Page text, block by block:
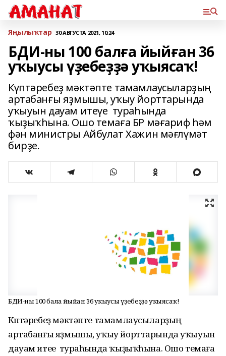
Яңылыҡтар 30 АВГУСТА 2021, 10:24
БДИ-ны 100 балға йыйған 36
уҡыусы үҙебеҙҙә уҡыясаҡ!
Күптәребеҙ мәктәпте тамамлаусыларҙың
артабанғы яҙмышы, уҡыу йорттарында
уҡыуын дауам итеүе тураһында
ҡыҙыҡһына. Ошо темаға БР мәғариф һәм
фән министры Айбулат Хажин мәғлүмәт
бирҙе.
БДИ-ны 100 балға йыйған 36 уҡыусы үҙебеҙҙә уҡыясаҡ!
Күптәребеҙ мәктәпте тамамлаусыларҙың
артабанғы яҙмышы, уҡыу йорттарында уҡыуын
дауам итеүе тураһында ҡыҙыҡһына. Ошо темаға